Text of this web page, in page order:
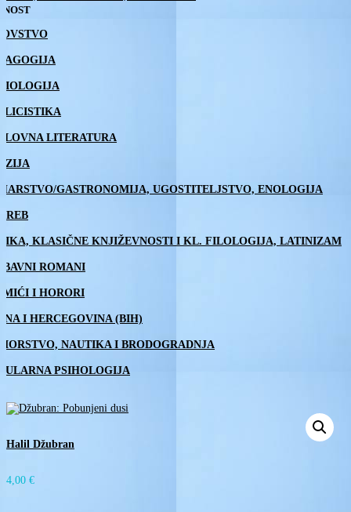
LITERATURA
GASTRONOMIJA, UGOSTITELJSTVO, ENOLOGIJA
KLASIČNE KNJIŽEVNOSTI I KL. FILOLOGIJA, LATINIZAM
ROMANI
I HORORI
I HERCEGOVINA (BIH)
NAUTIKA I BRODOGRADNJA
PSIHOLOGIJA
Halil Džubran
4,00 €